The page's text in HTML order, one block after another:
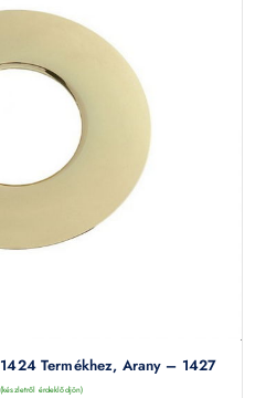
Termékhez, Arany – 1427
(készletről érdeklődjön)